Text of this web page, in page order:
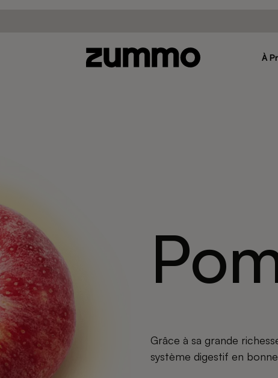
À
Grâce à sa grande
système digestif en